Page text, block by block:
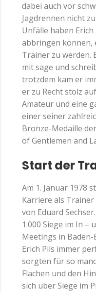
dabei auch vor
Jagdrennen nicht
Unfälle haben
abbringen können,
Trainer zu werden.
mit sage und
trotzdem kam er
er zu Recht stolz
Amateur und eine
einer seiner
Bronze-Medaille
of Gentlemen and
Start der
Am 1. Januar 1978
Karriere als
von Eduard
1.000 Siege im In –
Meetings in
Erich Pils immer
sorgten für so
Flachen und den
sich über Siege im